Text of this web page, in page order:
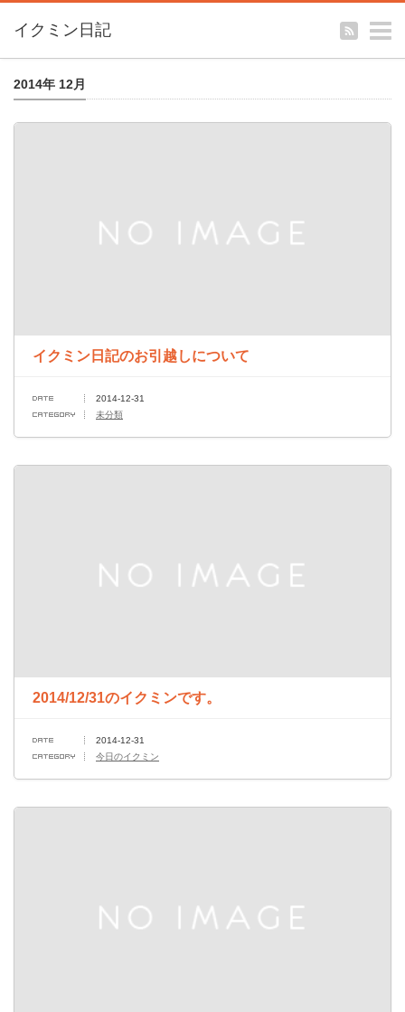
イクミン日記
2014年 12月
イクミン日記のお引越しについて
2014-12-31
未分類
2014/12/31のイクミンです。
2014-12-31
今日のイクミン